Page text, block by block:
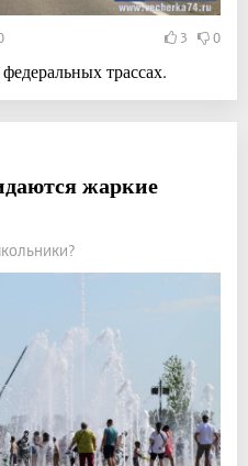
3 0
трассах.
жаркие